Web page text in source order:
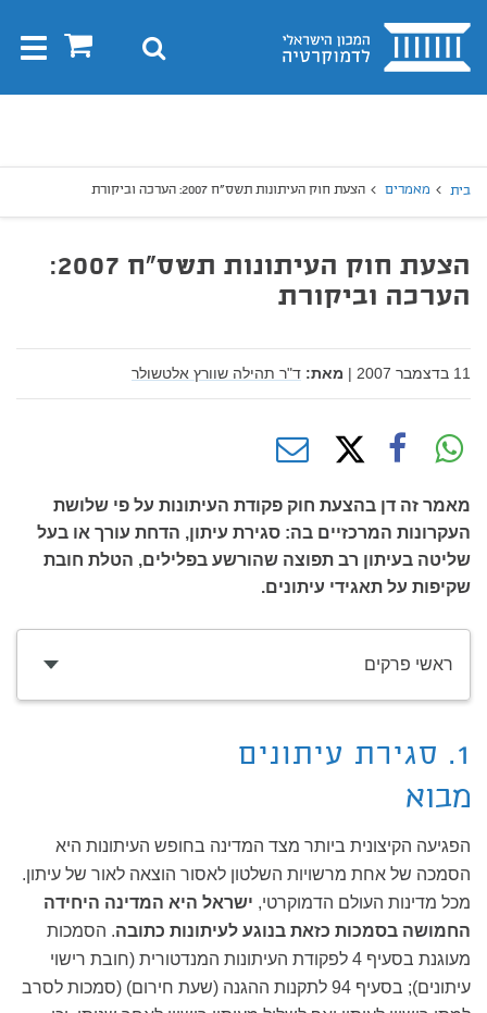
בית 0 חיפוש
בית מאמרים הצעת חוק העיתונות תשס"ח 2007: הערכה וביקורת
הצעת חוק העיתונות תשס"ח 2007:
הערכה וביקורת
11 בדצמבר 2007 | מאת: ד"ר תהילה שוורץ אלטשולר
מאמר זה דן בהצעת חוק פקודת העיתונות על פי שלושת
העקרונות המרכזיים בה: סגירת עיתון, הדחת עורך או בעל
שליטה בעיתון רב תפוצה שהורשע בפלילים, הטלת חובת
שקיפות על תאגידי עיתונים.
ראשי פרקים
1. סגירת עיתונים
מבוא
הפגיעה הקיצונית ביותר מצד המדינה בחופש העיתונות היא
הסמכה של אחת מרשויות השלטון לאסור הוצאה לאור של עיתון.
מכל מדינות העולם הדמוקרטי, ישראל היא המדינה היחידה
החמושה בסמכות כזאת בנוגע לעיתונות כתובה. הסמכות
מעוגנת בסעיף 4 לפקודת העיתונות המנדטורית (חובת רישוי
עיתונים); בסעיף 94 לתקנות ההגנה (שעת חירום) (סמכות לסרב